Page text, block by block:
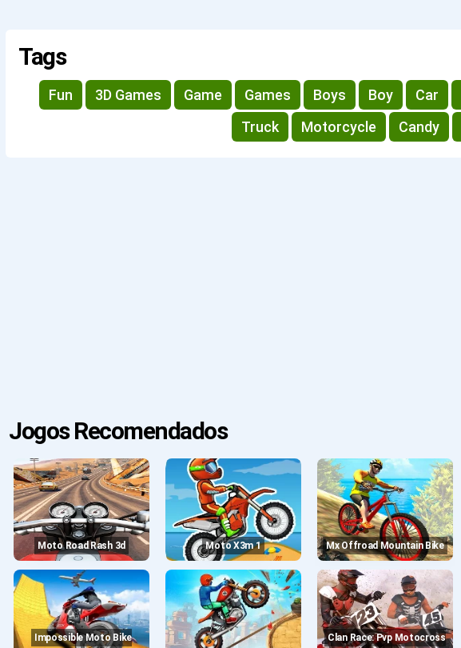
Tags
Fun 3D Games Game Games Boys Boy Car
Truck
Motorcycle Candy
Jogos Recomendados
Moto Road Rash 3d Moto X3m 1 Mx Offroad Mountain Bike
Impossible Moto Bike Clan Race: Pvp Motocross